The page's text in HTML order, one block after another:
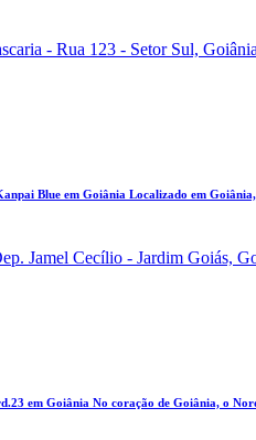
- Rua 123 - Setor Sul,
Blue em Goiânia Localizado em
Jamel Cecílio - Jardim Goiás,
em Goiânia No coração de Goiânia, o